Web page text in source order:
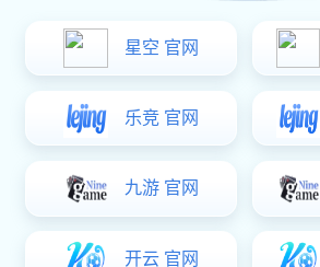
消防之魂，铸就现代智慧灭火典范
在中华消防文明的长河中，“军巡铺”三个字
空间消防科技有限公司自2007年成立以来，
1 范围 本文件界定了远控消防炮系统的术语
了分类与型号,规定了性能要求、检验规则及